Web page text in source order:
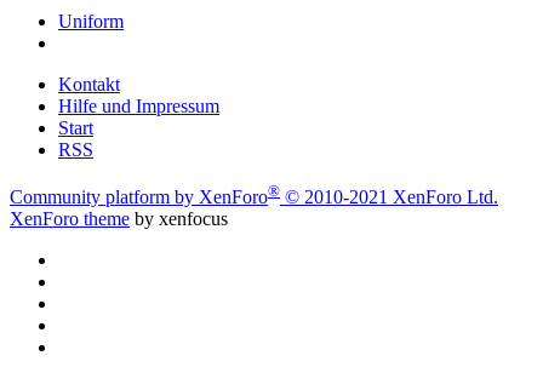
Uniform
Kontakt
Hilfe und Impressum
Start
RSS
Community platform by XenForo® © 2010-2021 XenForo Ltd.
XenForo theme by xenfocus